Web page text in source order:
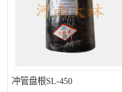
冲管盘根SL-450